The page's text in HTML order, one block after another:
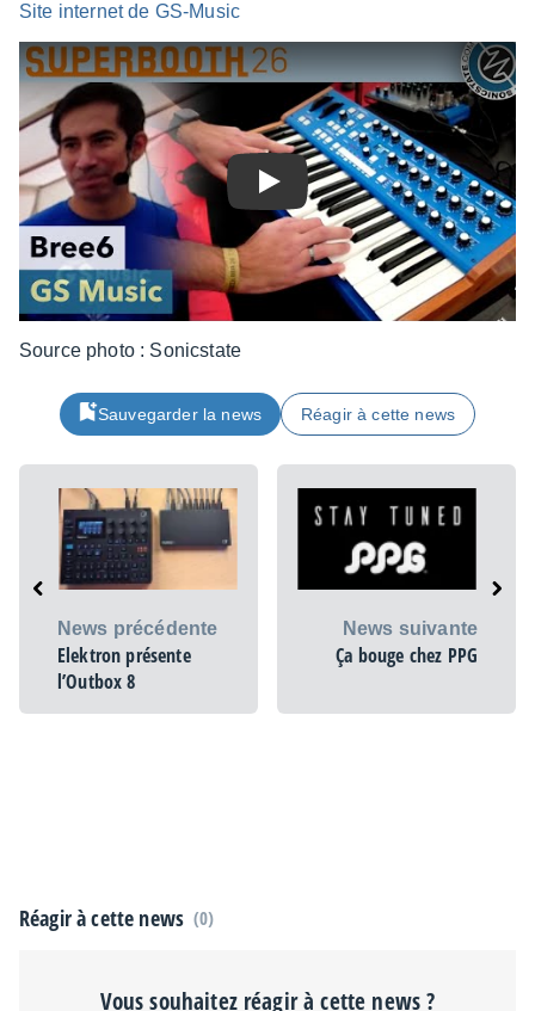
Site inter­net de GS-Music
Play
Source photo : Sonics­tate
Sauvegarder la news Réagir à cette news
News précédente
Elektron présente
l’Outbox 8
News suivante
Ça bouge chez PPG
Réagir à cette news (0)
Vous souhaitez réagir à cette news ?